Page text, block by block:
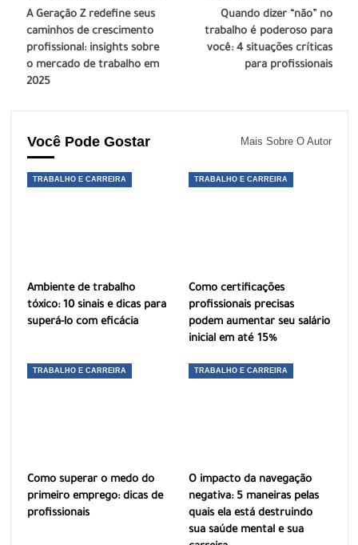
A Geração Z redefine seus
caminhos de crescimento
profissional: insights sobre
o mercado de trabalho em
2025
Quando dizer “não” no
trabalho é poderoso para
você: 4 situações críticas
para profissionais
Você Pode Gostar Mais Sobre O Autor
TRABALHO E CARREIRA
Ambiente de trabalho
tóxico: 10 sinais e dicas para
superá-lo com eficácia
TRABALHO E CARREIRA
Como certificações
profissionais precisas
podem aumentar seu salário
inicial em até 15%
TRABALHO E CARREIRA
Como superar o medo do
primeiro emprego: dicas de
profissionais
TRABALHO E CARREIRA
O impacto da navegação
negativa: 5 maneiras pelas
quais ela está destruindo
sua saúde mental e sua